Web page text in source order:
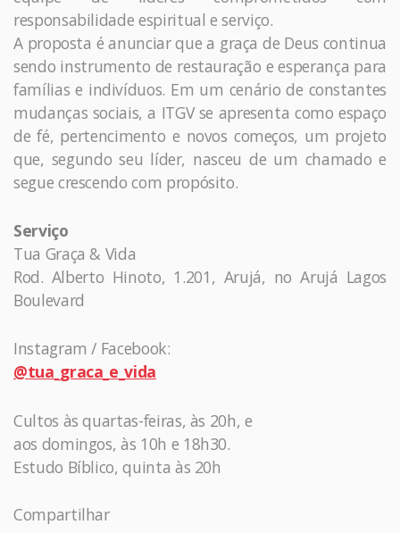
responsabilidade espiritual e serviço.
A proposta é anunciar que a graça de Deus continua
sendo instrumento de restauração e esperança para
famílias e indivíduos. Em um cenário de constantes
mudanças sociais, a ITGV se apresenta como espaço
de fé, pertencimento e novos começos, um projeto
que, segundo seu líder, nasceu de um chamado e
segue crescendo com propósito.
Serviço
Tua Graça & Vida
Rod. Alberto Hinoto, 1.201, Arujá, no Arujá Lagos
Boulevard
Instagram / Facebook:
@tua_graca_e_vida
Cultos às quartas-feiras, às 20h, e
aos domingos, às 10h e 18h30.
Estudo Bíblico, quinta às 20h
Compartilhar